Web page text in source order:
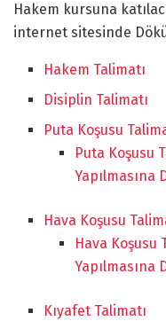
Hakem kursuna
internet sitesinde
Hakem Talimatı
Disiplin Talimatı
Puta Koşusu
Puta Koşusu
Yapılmasına
Hava Koşusu
Hava Koşusu
Yapılmasına
Kıyafet Talimatı